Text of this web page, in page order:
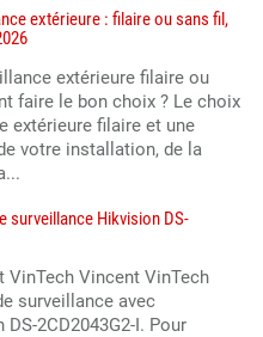
extérieure : filaire ou sans fil,
extérieure filaire ou
faire le bon choix ? Le choix
extérieure filaire et une
votre installation, de la
surveillance Hikvision DS-
VinTech Vincent VinTech
surveillance avec
2CD2043G2-I. Pour